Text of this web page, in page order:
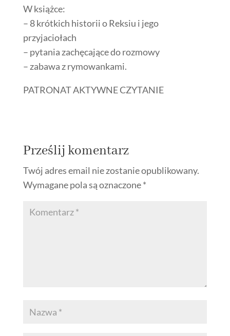
W książce:
– 8 krótkich historii o Reksiu i jego
przyjaciołach
– pytania zachęcające do rozmowy
– zabawa z rymowankami.
PATRONAT AKTYWNE CZYTANIE
Prześlij komentarz
Twój adres email nie zostanie opublikowany.
Wymagane pola są oznaczone*